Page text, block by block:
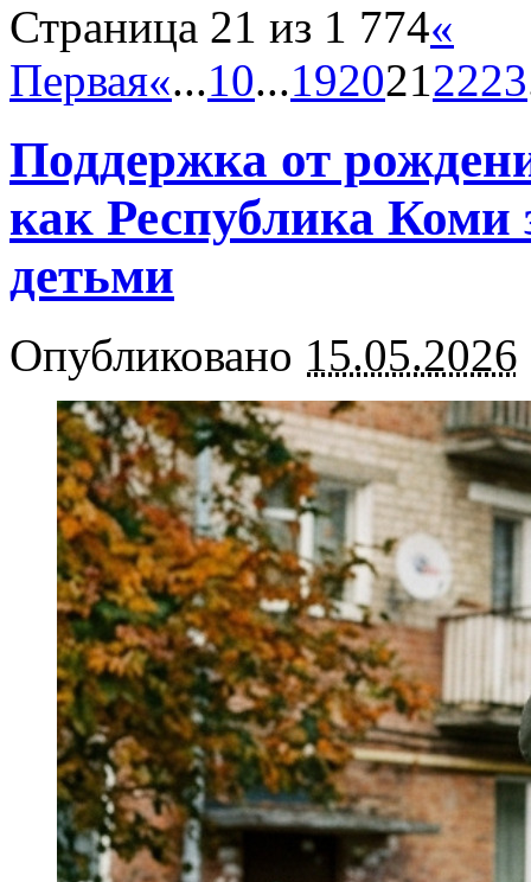
Страница 21 из 1 774«
Первая«...10...1920212223
Поддержка от
как Республика Коми
детьми
Опубликовано 15.05.2026